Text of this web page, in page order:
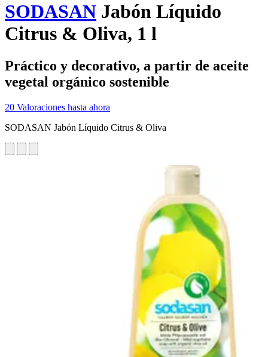
SODASAN Jabón Líquido
Citrus & Oliva, 1 l
Práctico y decorativo, a partir de aceite
vegetal orgánico sostenible
20 Valoraciones hasta ahora
SODASAN Jabón Líquido Citrus & Oliva